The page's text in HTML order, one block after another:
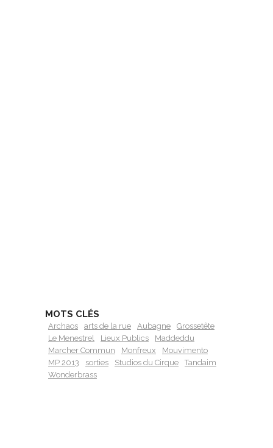
MOTS CLÉS
Archaos arts de la rue Aubagne
Grossetête
Le Menestrel
Lieux Publics
Maddeddu
Marcher Commun
Monfreux
Mouvimento
MP 2013
sorties Studios du Cirque
Tandaim
Wonderbrass